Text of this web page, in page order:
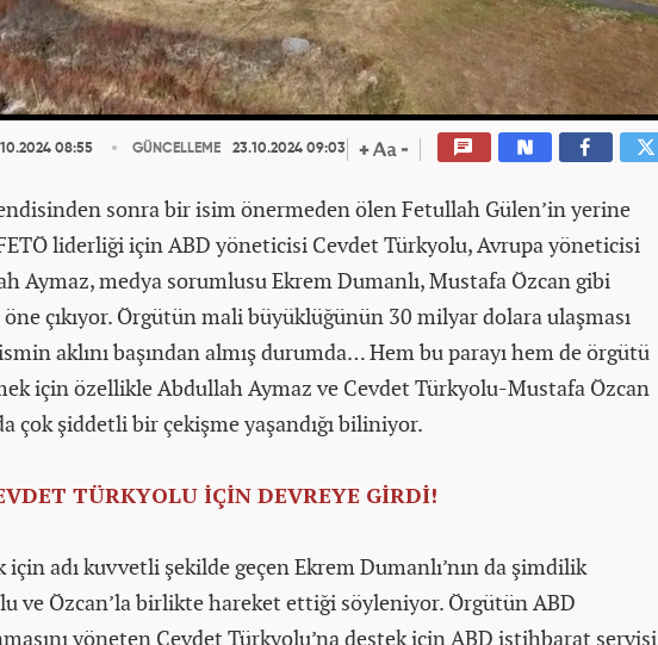
08:55 GÜNCELLEME 23.10.2024 09:03
sonra bir isim önermeden ölen Fetullah Gülen’in yerine
liderliği için ABD yöneticisi Cevdet Türkyolu, Avrupa yöneticisi
Aymaz, medya sorumlusu Ekrem Dumanlı, Mustafa Özcan gibi
çıkıyor. Örgütün mali büyüklüğünün 30 milyar dolara ulaşması
aklını başından almış durumda… Hem bu parayı hem de örgütü
için özellikle Abdullah Aymaz ve Cevdet Türkyolu-Mustafa Özcan
çok şiddetli bir çekişme yaşandığı biliniyor.
TÜRKYOLU İÇİN DEVREYE GİRDİ!
adı kuvvetli şekilde geçen Ekrem Dumanlı’nın da şimdilik
ve Özcan’la birlikte hareket ettiği söyleniyor. Örgütün ABD
yöneten Cevdet Türkyolu’na destek için ABD istihbarat servisi